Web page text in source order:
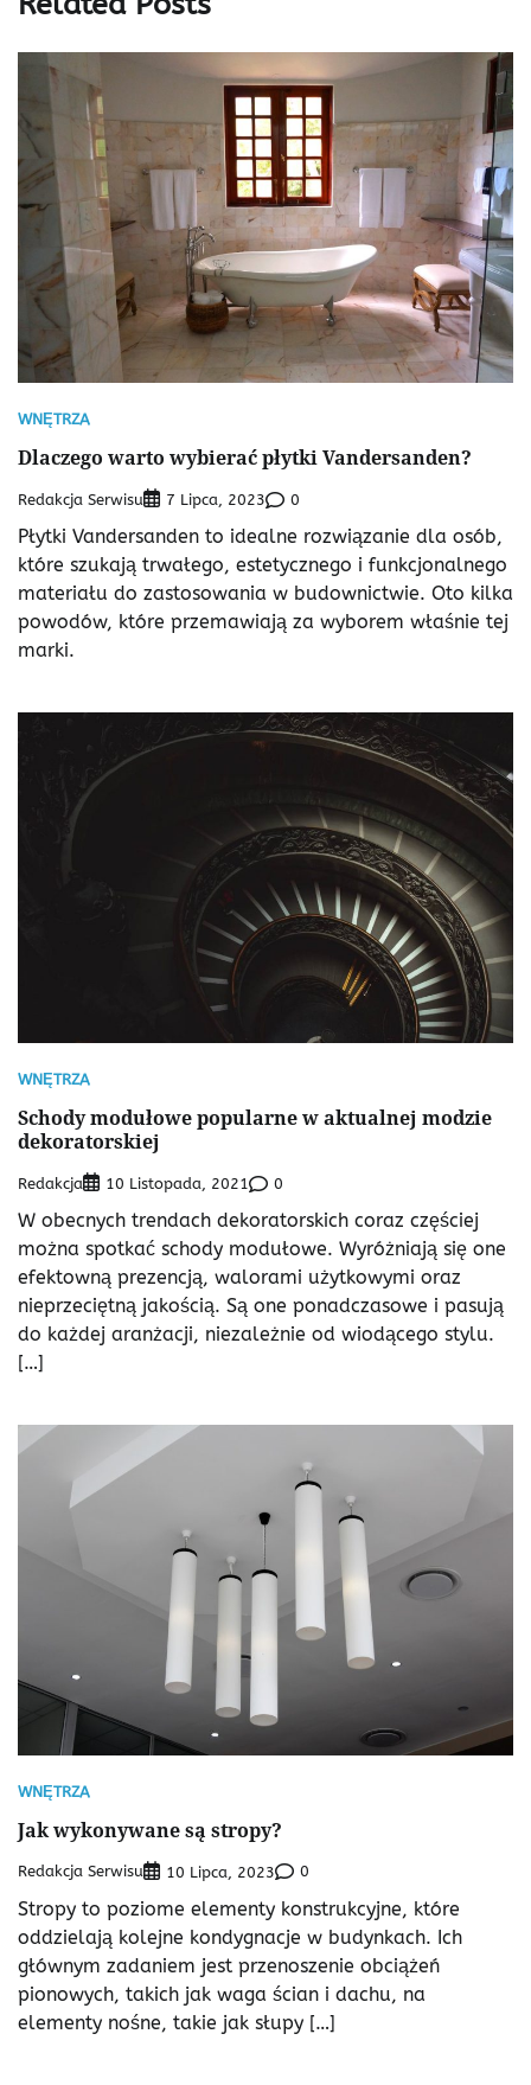
WNĘTRZA
Dlaczego warto wybierać płytki Vandersanden?
Redakcja Serwisu 7 Lipca, 2023 0
Płytki Vandersanden to idealne rozwiązanie dla osób,
które szukają trwałego, estetycznego i funkcjonalnego
materiału do zastosowania w budownictwie. Oto kilka
powodów, które przemawiają za wyborem właśnie tej
marki.
WNĘTRZA
Schody modułowe popularne w aktualnej modzie
dekoratorskiej
Redakcja 10 Listopada, 2021 0
W obecnych trendach dekoratorskich coraz częściej
można spotkać schody modułowe. Wyróżniają się one
efektowną prezencją, walorami użytkowymi oraz
nieprzeciętną jakością. Są one ponadczasowe i pasują
do każdej aranżacji, niezależnie od wiodącego stylu.
[…]
WNĘTRZA
Jak wykonywane są stropy?
Redakcja Serwisu 10 Lipca, 2023 0
Stropy to poziome elementy konstrukcyjne, które
oddzielają kolejne kondygnacje w budynkach. Ich
głównym zadaniem jest przenoszenie obciążeń
pionowych, takich jak waga ścian i dachu, na
elementy nośne, takie jak słupy […]